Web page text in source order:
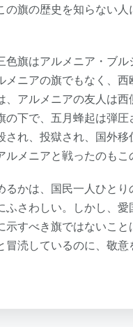
旗の歴史を知らない人
旗はアルメニア・ブ
ニアの旗でもなく、
アルメニアの友人は
の下で、五月蜂起は弾
れ、投獄され、国外
メニアと戦ったのもこ
るかは、国民一人ひと
ふさわしい。しかし、
示すべき旗ではないこ
涜しているのに、敬